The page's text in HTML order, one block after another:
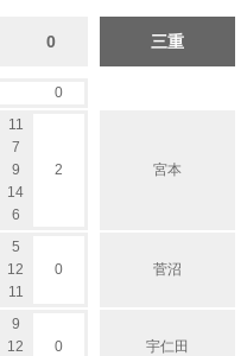
0 三重
0
11
7
9
14
6
2 宮本
5
12
11
0 菅沼
9
12
0 宇仁田